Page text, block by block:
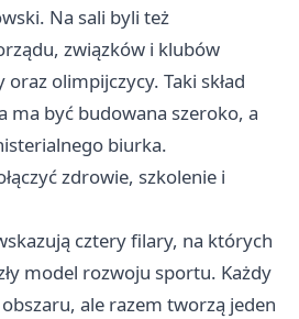
Na sali byli też
związków i klubów
olimpijczycy. Taki skład
ma być budowana szeroko, a
biurka.
zdrowie, szkolenie i
cztery filary, na których
model rozwoju sportu. Każdy
ale razem tworzą jeden